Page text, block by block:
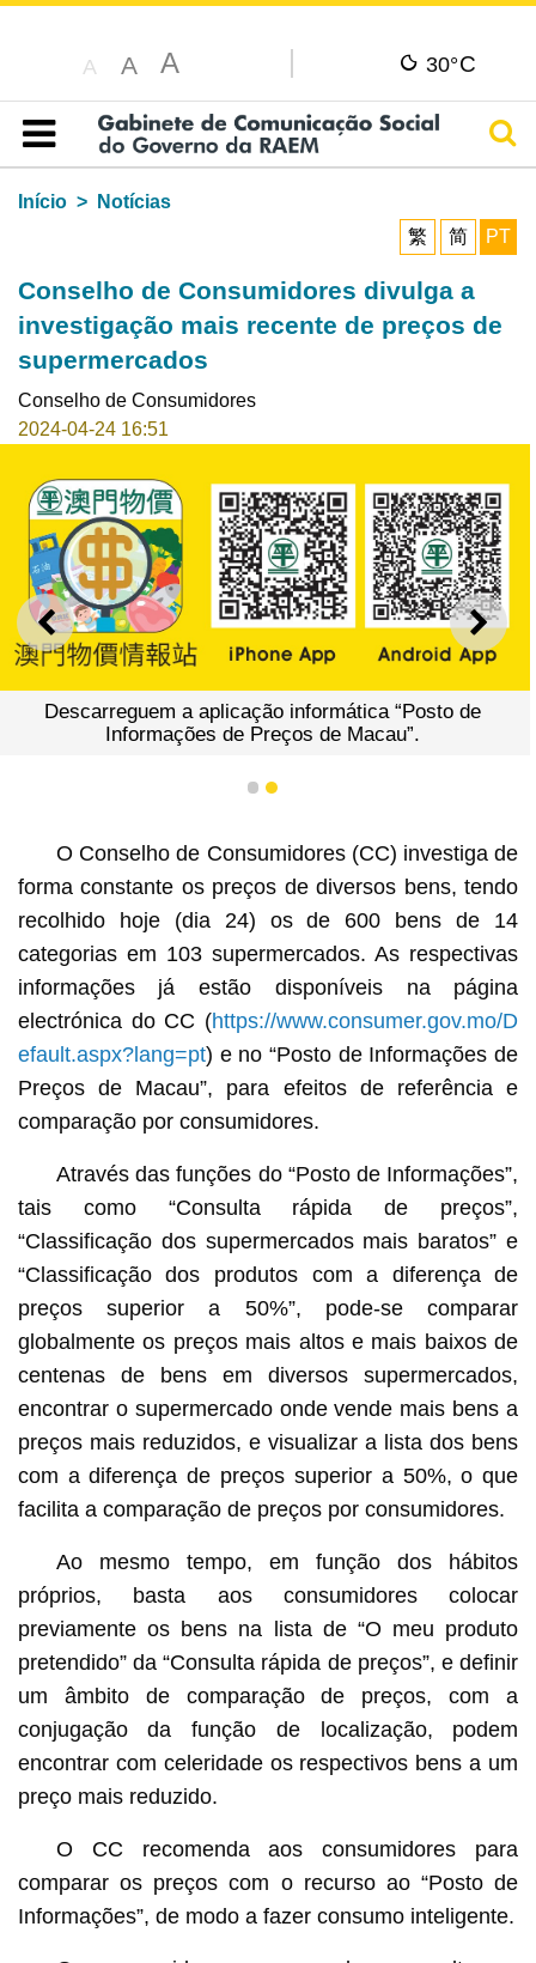
A A A 30°C
Índice
Início
Notícias
繁
简 PT
Conselho de Consumidores divulga a
investigação mais recente de preços de
supermercados
Conselho de Consumidores
2024-04-24 16:51
ANTERIOR
a aplicação informática “Posto de
Informações de Preços de Macau”.
1 2
O Conselho de Consumidores (CC) investiga de
forma constante os preços de diversos bens, tendo
recolhido hoje (dia 24) os de 600 bens de 14
categorias em 103 supermercados. As respectivas
informações já estão disponíveis na página
electrónica do CC (https://www.consumer.gov.mo/D
efault.aspx?lang=pt) e no “Posto de Informações de
Preços de Macau”, para efeitos de referência e
comparação por consumidores.
Através das funções do “Posto de Informações”,
tais como “Consulta rápida de preços”,
“Classificação dos supermercados mais baratos” e
“Classificação dos produtos com a diferença de
preços superior a 50%”, pode-se comparar
globalmente os preços mais altos e mais baixos de
centenas de bens em diversos supermercados,
encontrar o supermercado onde vende mais bens a
preços mais reduzidos, e visualizar a lista dos bens
com a diferença de preços superior a 50%, o que
facilita a comparação de preços por consumidores.
Ao mesmo tempo, em função dos hábitos
próprios, basta aos consumidores colocar
previamente os bens na lista de “O meu produto
pretendido” da “Consulta rápida de preços”, e definir
um âmbito de comparação de preços, com a
conjugação da função de localização, podem
encontrar com celeridade os respectivos bens a um
preço mais reduzido.
O CC recomenda aos consumidores para
comparar os preços com o recurso ao “Posto de
Informações”, de modo a fazer consumo inteligente.